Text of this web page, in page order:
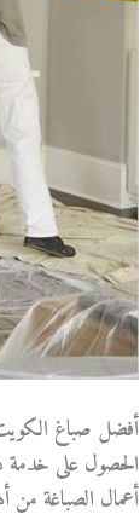
أفضل صباغ
الحصول على خدمة
أعمال الصباغة من